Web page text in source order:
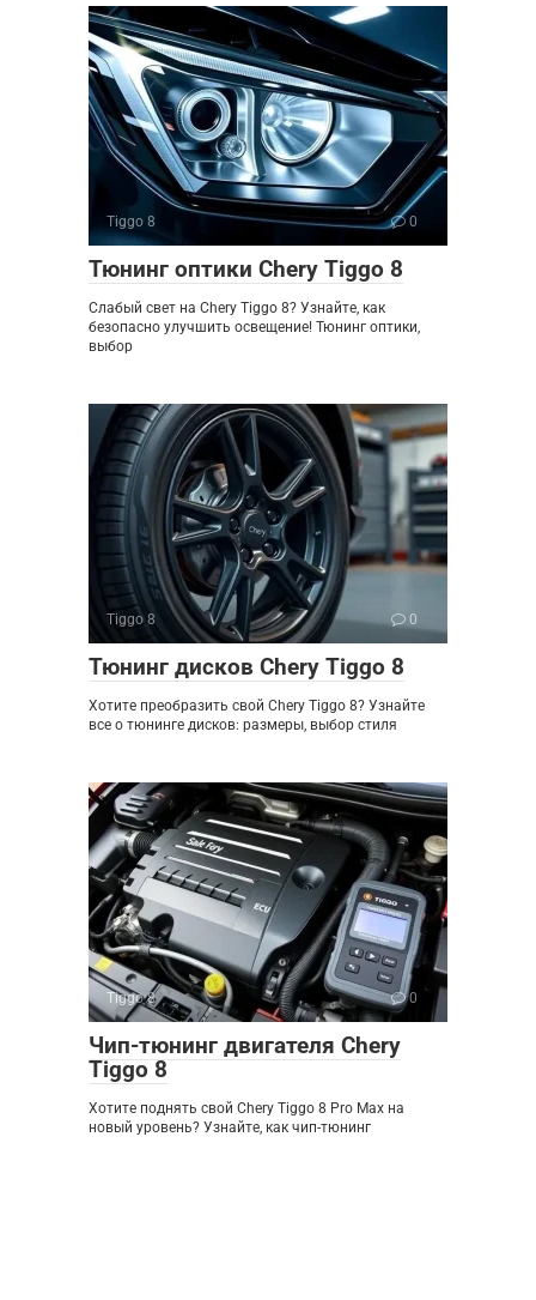
Tiggo 8 0
Тюнинг оптики Chery Tiggo 8
Слабый свет на Chery Tiggo 8? Узнайте, как
безопасно улучшить освещение! Тюнинг оптики,
выбор
Tiggo 8 0
Тюнинг дисков Chery Tiggo 8
Хотите преобразить свой Chery Tiggo 8? Узнайте
все о тюнинге дисков: размеры, выбор стиля
Tiggo 8 0
Чип-тюнинг двигателя Chery
Tiggo 8
Хотите поднять свой Chery Tiggo 8 Pro Max на
новый уровень? Узнайте, как чип-тюнинг